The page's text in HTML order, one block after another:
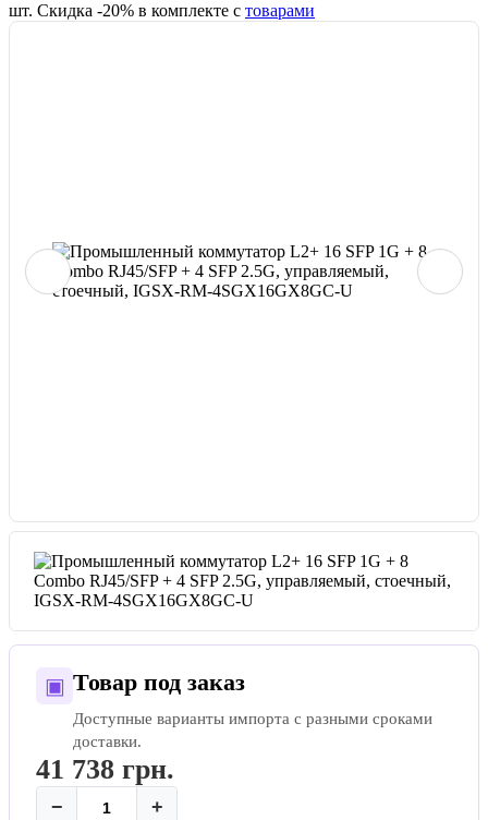
шт. Скидка -20% в комплекте с товарами
▣ Товар под заказ
Доступные варианты импорта с разными сроками
доставки.
41 738 грн.
− +